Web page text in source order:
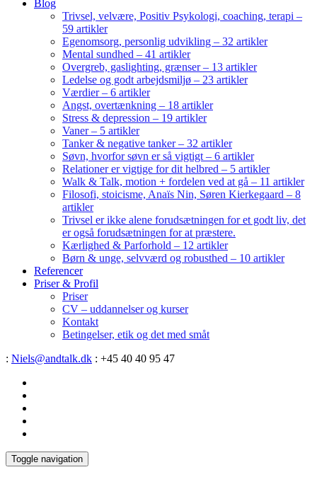
Blog
Trivsel, velvære, Positiv Psykologi, coaching, terapi –
59 artikler
Egenomsorg, personlig udvikling – 32 artikler
Mental sundhed – 41 artikler
Overgreb, gaslighting, grænser – 13 artikler
Ledelse og godt arbejdsmiljø – 23 artikler
Værdier – 6 artikler
Angst, overtænkning – 18 artikler
Stress & depression – 19 artikler
Vaner – 5 artikler
Tanker & negative tanker – 32 artikler
Søvn, hvorfor søvn er så vigtigt – 6 artikler
Relationer er vigtige for dit helbred – 5 artikler
Walk & Talk, motion + fordelen ved at gå – 11 artikler
Filosofi, stoicisme, Anaïs Nin, Søren Kierkegaard – 8
artikler
Trivsel er ikke alene forudsætningen for et godt liv, det
er også forudsætningen for at præstere.
Kærlighed & Parforhold – 12 artikler
Børn & unge, selvværd og robusthed – 10 artikler
Referencer
Priser & Profil
Priser
CV – uddannelser og kurser
Kontakt
Betingelser, etik og det med småt
: Niels@andtalk.dk : +45 40 40 95 47
Toggle navigation